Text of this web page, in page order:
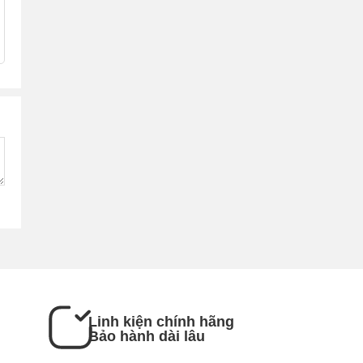
Linh kiện chính hãng
Bảo hành dài lâu